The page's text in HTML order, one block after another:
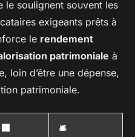
le soulignent souvent les
exigeants prêts à
le rendement
patrimoniale à
loin d’être une dépense,
patrimoniale.
🏢
🛎️